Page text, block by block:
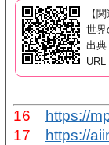
【
世界
出典
16
https://
17
https://